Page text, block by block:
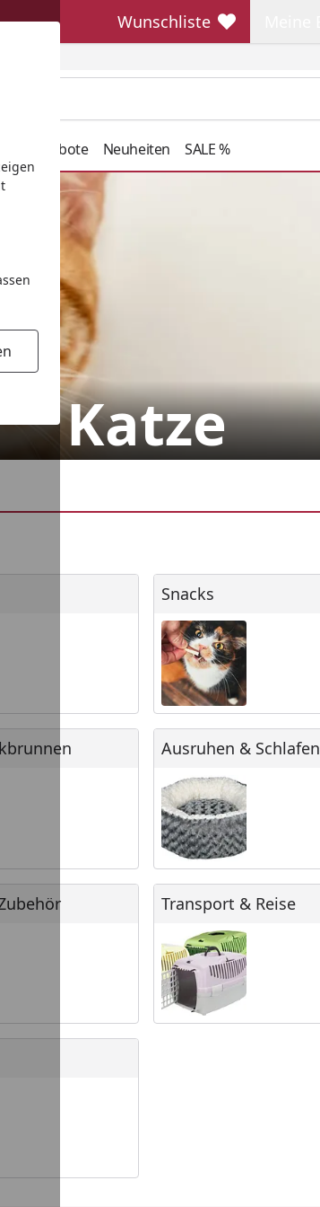
Wunschliste
Wunschliste
Angebote Neuheiten SALE %
Katze
Snacks
Snacks
Ausruhen & Schlafen
Ausruhen & Schlafen
Transport & Reise
Transport & Reise